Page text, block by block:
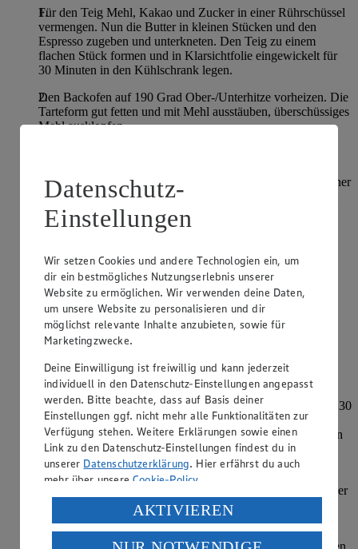
Für den Teig Mehl, Kakao und Zucker in einer Rührschüssel
vermengen. Nun die Butter in kleinen Stücken und den
Espresso zugeben und unterkneten. Den Teig zu einem
flachen Stück formen und in Klarsichtfolie eingewickelt für
30 Minuten in den Kühlschrank legen.
Den Backofen auf 190 Grad Ober-/Unterhitze vorheizen. Die
Tarteform gut fetten und mit Mehl ausstäuben, überschüssiges
Mehl ausklopfen.
andrücken und begradigen und den Boden mehrfach mit einer
Gabel einstechen. Backpapier auf den Teig legen und Form
randhoch mit Hülsenfrüchten auffüllen.
entfernen.
Die Backofentemperatur auf 160 Grad Ober-/Unterhitze
reduzieren.
Für die Füllung die Schokolade fein hacken. Sahne
aufkochen, über die Schokolade geben und unter Rühren
auflösen. Mischung lauwarm abkühlen lassen.
Weiche Butter, braunen Zucker und Vanillepaste mit dem
Handrührgerät sehr cremig rühren. Die Eier einzeln jeweils 30
Sekunden gut unterrühren. Sirup unterrühren. Dann die
lauwarme Sahnemischung unterrühren. Kakao darauf sieben
und unterrühren.
Füllung auf den vorgebackenen Teig geben und im heißen
Ofen auf der mittleren Schiene 45 Minuten backen. Pie in der
Form auf einem Gitter vollständig abkühlen lassen.
Für die Deko die Sahne steif schlagen. Pie aus der Form
heben, auf einer Platte anrichten. Sahne auf dem abgekühlten
Datenschutz-
Einstellungen
Wir setzen Cookies und andere Technologien ein, um
dir ein bestmögliches Nutzungserlebnis unserer
Website zu ermöglichen. Wir verwenden deine Daten,
um unsere Website zu personalisieren und dir
möglichst relevante Inhalte anzubieten, sowie für
Marketingzwecke.
Deine Einwilligung ist freiwillig und kann jederzeit
individuell in den Datenschutz-Einstellungen angepasst
werden. Bitte beachte, dass auf Basis deiner
Einstellungen ggf. nicht mehr alle Funktionalitäten zur
Verfügung stehen. Weitere Erklärungen sowie einen
Link zu den Datenschutz-Einstellungen findest du in
unserer Datenschutzerklärung. Hier erfährst du auch
mehr über unsereCookie-Policy.
Verarbeitung deiner personenbezogenen Daten in den
USA durch Facebook und YouTube:
AKTIVIEREN